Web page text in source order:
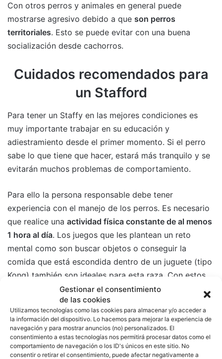
Gestionar el consentimiento
de las cookies
Utilizamos tecnologías como las cookies para almacenar y/o acceder a
la información del dispositivo. Lo hacemos para mejorar la experiencia de
navegación y para mostrar anuncios (no) personalizados. El
consentimiento a estas tecnologías nos permitirá procesar datos como el
comportamiento de navegación o los ID's únicos en este sitio. No
consentir o retirar el consentimiento, puede afectar negativamente a
Con otros perros y animales en general puede
mostrarse agresivo debido a que son perros
territoriales. Esto se puede evitar con una buena
socialización desde cachorros.
Cuidados recomendados para
un Stafford
Para tener un Staffy en las mejores condiciones es
muy importante trabajar en su educación y
adiestramiento desde el primer momento. Si el perro
sabe lo que tiene que hacer, estará más tranquilo y se
evitarán muchos problemas de comportamiento.
Para ello la persona responsable debe tener
experiencia con el manejo de los perros. Es necesario
que realice una actividad física constante de al menos
1 hora al día. Los juegos que les plantean un reto
mental como son buscar objetos o conseguir la
comida que está escondida dentro de un juguete (tipo
Kong) también son ideales para esta raza. Con estos
ejercicios estimularán sus músculos al mismo tiempo
que se sentirá más felices.
¿Quieres tener un Staffordshire
Bull Terrier?